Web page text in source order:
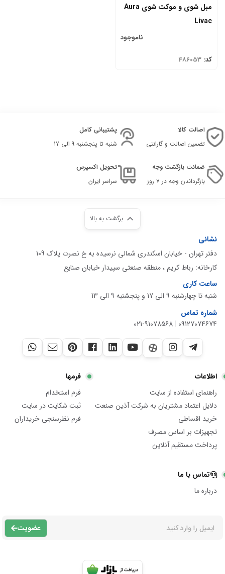
مبل شوی و موکت شوی Aura
Livac
ناموجود
کد: 486053
اصالت کالا
تضمین اصالت و گارانتی
پشتیبانی کامل
شنبه تا پنجشنبه 9 الی 17
ضمانت بازگشت وجه
بازگرداندن وجه در ۷ روز
تحویل اکسپرس
سراسر ایران
برگشت به بالا
نشانی
دفتر تهران - خیابان اسکندری شمالی نرسیده به خ نصرت پلاک 109
کارخانه: رباط کریم ، منطقه صنعتی سپیدار خیابان صنایع
ساعت کاری
شنبه تا چهارشنبه 9 الی 17 و پنجشنبه 9 الی 13
شماره تماس
09127074674
|
021-91078568
اطلاعات
راهنمای استفاده از سایت
دلایل اعتماد مشتریان به شرکت آذین صنعت
خرید اقساطی
تجهیزات بر اساس مصرف
پرداخت مستقیم آنلاین
فرمها
فرم استخدام
ثبت شکایت در سایت
فرم نظرسنجی خریداران
تماس با ما
درباره ما
عضویت